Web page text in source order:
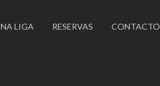
LIGA RESERVAS CONTACTO